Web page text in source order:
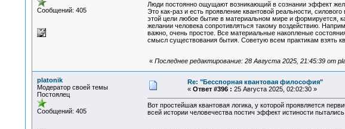
Сообщений: 405
Люди постоянно ощущают возникающий в сознании эффект
Это как-раз и есть проявление квантовой реальности,
этой цели любое бытие в материальном мире и формируется,
желании человека сопротивляться такому воздействию.
важно, очень простое. Все материальные накопленые
смысл существования бытия. Советую всем практикам взять
« Последнее редактирование: 28 Августа 2025, 21:45:39 от
platonik
Модератор своей темы
Постоялец
Сообщений: 405
Re: "Бесспорная квантовая философия"
« Ответ #396 : 25 Августа 2025, 02:02:30 »
Вот простейшая квантовая логика, у которой проявляется
всей истории человечества постич эффект истиности